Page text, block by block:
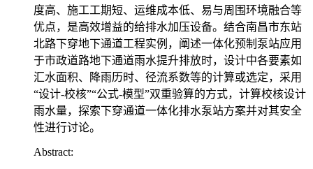
度高、施工工期短、运维成本低、易与周围环境融合等
优点，是高效增益的给排水加压设备。结合南昌市东站
北路下穿地下通道工程实例，阐述一体化预制泵站应用
于市政道路地下通道雨水提升排放时，设计中各要素如
汇水面积、降雨历时、径流系数等的计算或选定，采用
“设计-校核”“公式-模型”双重验算的方式，计算校核设计
雨水量，探索下穿通道一体化排水泵站方案并对其安全
性进行讨论。
Abstract: